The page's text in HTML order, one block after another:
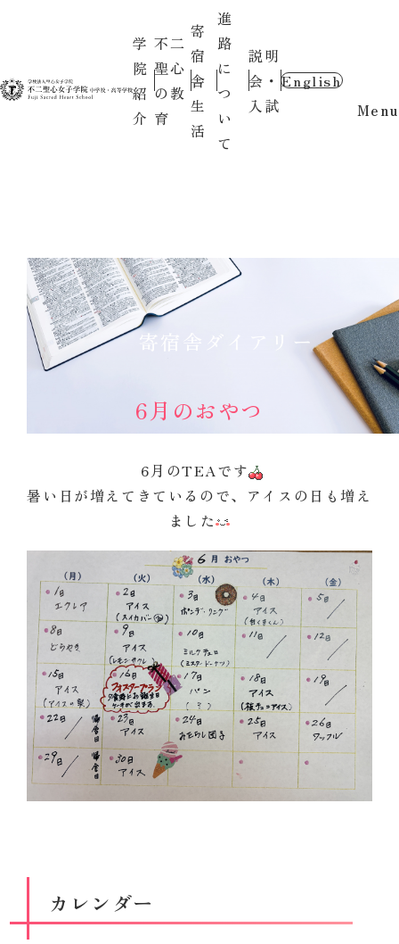
学
院
紹
介
不二
聖心
の教
育
寄
宿
舎
生
活
進
路
に
つ
い
て
説明
会・
入試
English
Menu
寄宿舎ダイアリー
6月のおやつ
6月のTEAです
暑い日が増えてきているので、アイスの日も増え
ました
カレンダー